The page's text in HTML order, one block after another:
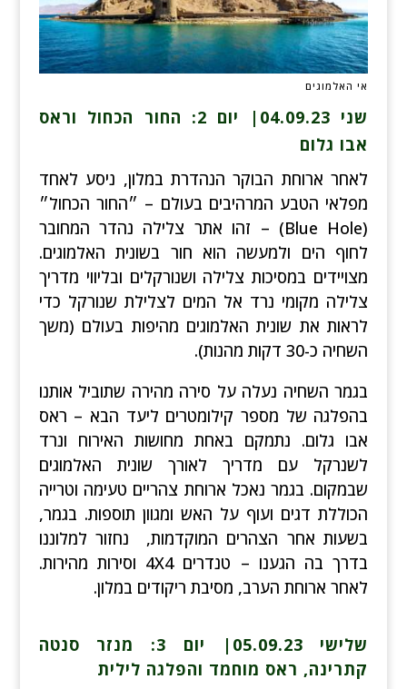
אי האלמוגים
שני 04.09.23| יום 2: החור הכחול וראס
אבו גלום
לאחר ארוחת הבוקר הנהדרת במלון, ניסע לאחד
מפלאי הטבע המרהיבים בעולם – ״החור הכחול״
(Blue Hole) – זהו אתר צלילה נהדר המחובר
לחוף הים ולמעשה הוא חור בשונית האלמוגים.
מצויידים במסיכות צלילה ושנורקלים ובליווי מדריך
צלילה מקומי נרד אל המים לצלילת שנורקל כדי
לראות את שונית האלמוגים מהיפות בעולם (משך
השחיה כ-30 דקות מהנות).
בגמר השחיה נעלה על סירה מהירה שתוביל אותנו
בהפלגה של מספר קילומטרים ליעד הבא – ראס
אבו גלום. נתמקם באחת מחושות האירוח ונרד
לשנרקל עם מדריך לאורך שונית האלמוגים
שבמקום. בגמר נאכל ארוחת צהריים טעימה וטרייה
הכוללת דגים ועוף על האש ומגוון תוספות. בגמר,
בשעות אחר הצהרים המוקדמות, נחזור למלוננו
בדרך בה הגענו – טנדרים 4X4 וסירות מהירות.
לאחר ארוחת הערב, מסיבת ריקודים במלון.
שלישי 05.09.23
| יום 3: מנזר סנטה
קתרינה, ראס מוחמד והפלגה לילית